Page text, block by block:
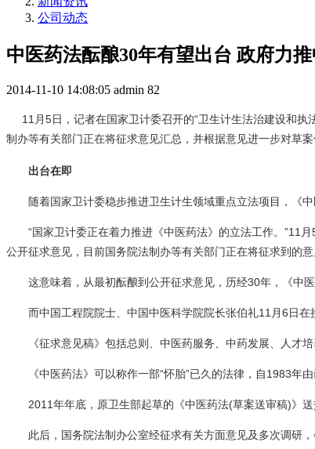
公司动态
中医药法酝酿30年有望出台 政府力推
2014-11-10 14:08:05 admin 82
11月5日，记者在国家卫计委召开的“卫生计生法治建设和执
制办等有关部门正在将征求意见汇总，并根据意见进一步对草
出台在即
随着国家卫计委稳步推进卫生计生领域重点立法项目，《
“国家卫计委正在着力推进《中医药法》的立法工作。”11
公开征求意见，目前国务院法制办等有关部门正在将征求到的
这意味着，从最初酝酿到公开征求意见，历经30年，《中医
而中国工程院院士、中国中医科学院院长张伯礼11月6日
《征求意见稿》包括总则、中医药服务、中药发展、人才
《中医药法》可以称作一部“怀胎”已久的法律，自1983
2011年年底，原卫生部起草的《中医药法(草案送审稿)》
此后，国务院法制办公室经征求有关方面意见及多次调研